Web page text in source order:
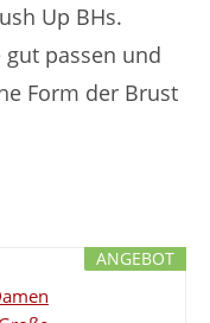
Up BHs.
gut passen und
Form der Brust
ANGEBOT